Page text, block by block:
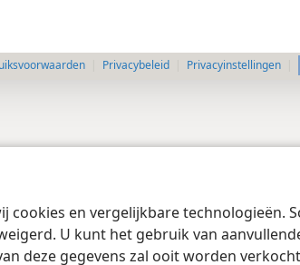
en vergelijkbare technologieën.
U kunt het gebruik van
deze gegevens zal ooit worden
Privacybeleid Privacyinstellingen